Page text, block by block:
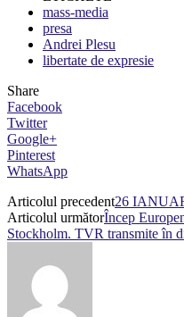
mass-media
presa
Andrei Plesu
libertate de expresie
Share
Facebook
Twitter
Google+
Pinterest
WhatsApp
Articolul precedent26
Articolul următorÎncep
Stockholm. TVR transmite în